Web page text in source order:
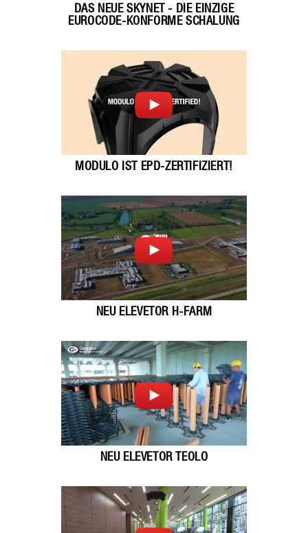
DAS NEUE SKYNET - DIE EINZIGE
EUROCODE-KONFORME SCHALUNG
MODULO IST EPD-ZERTIFIZIERT!
NEU ELEVETOR H-FARM
NEU ELEVETOR TEOLO